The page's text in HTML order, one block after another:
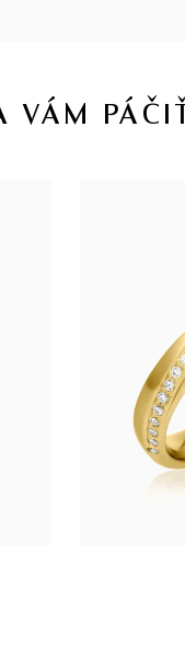
VÁM PÁČIŤ